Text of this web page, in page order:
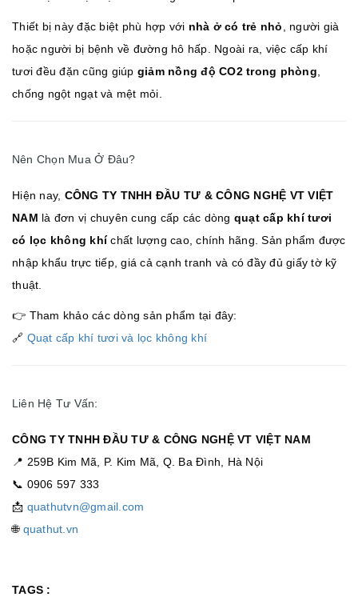
Thiết bị này đặc biệt phù hợp với nhà ở có trẻ nhỏ, người già
hoặc người bị bệnh về đường hô hấp. Ngoài ra, việc cấp khí
tươi đều đặn cũng giúp giảm nồng độ CO2 trong phòng,
chống ngột ngạt và mệt mỏi.
Nên Chọn Mua Ở Đâu?
Hiện nay, CÔNG TY TNHH ĐẦU TƯ & CÔNG NGHỆ VT VIỆT
NAM là đơn vị chuyên cung cấp các dòng quạt cấp khí tươi
có lọc không khíchất lượng cao, chính hãng. Sản phẩm được
nhập khẩu trực tiếp, giá cả cạnh tranh và có đầy đủ giấy tờ kỹ
thuật.
👉 Tham khảo các dòng sản phẩm tại đây:
🔗 Quạt cấp khí tươi và lọc không khí
Liên Hệ Tư Vấn:
CÔNG TY TNHH ĐẦU TƯ & CÔNG NGHỆ VT VIỆT NAM
📍 259B Kim Mã, P. Kim Mã, Q. Ba Đình, Hà Nội
📞 0906 597 333
📩 quathutvn@gmail.com
🌐 quathut.vn
TAGS :